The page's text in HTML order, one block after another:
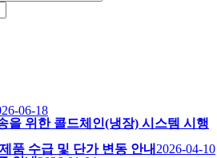
06-18
을 위한 콜드체인(냉장) 시스템 시행
품 수급 및 단가 변동 안내 2026-04-10